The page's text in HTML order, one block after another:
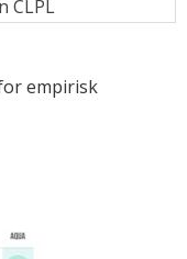
CLPL
empirisk